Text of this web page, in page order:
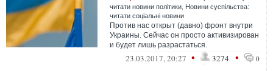
читати новини політики Новини суспільства:
читати соціальні новини
Против нас открыт (давно) фронт внутри
Украины. Сейчас он просто активизирован
и будет лишь разрастаться.
Противостоять этому сможет только
23.03.2017, 20:27 • 3274 • 0